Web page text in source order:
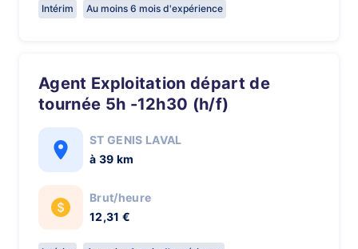
Intérim Au moins 6 mois d'expérience
Agent Exploitation départ de
tournée 5h -12h30 (h/f)
ST GENIS LAVAL
à 39 km
Brut/heure
12,31 €